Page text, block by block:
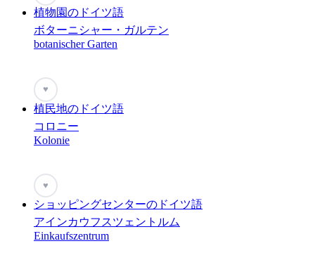
植物園のドイツ語
ボターニシャー・ガルテン
botanischer Garten
♥
植民地のドイツ語
コロニー
Kolonie
♥
ショッピングセンターのドイツ語
アインカウフスツェントルム
Einkaufszentrum